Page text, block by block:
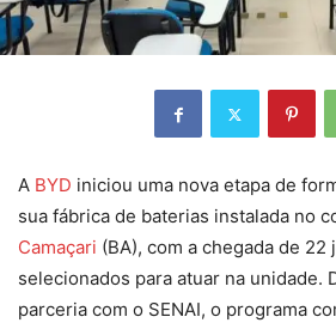
A BYD iniciou uma nova etapa de
sua fábrica de baterias instalada no
Camaçari (BA), com a chegada de
selecionados para atuar na unidade.
parceria com o SENAI, o programa